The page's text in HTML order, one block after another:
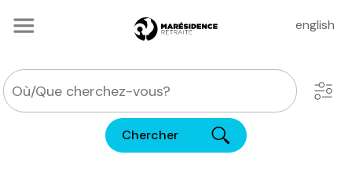
english
Chercher